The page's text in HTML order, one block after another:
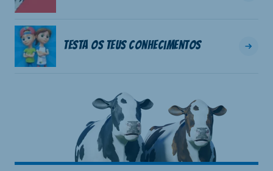
Testa os teus conhecimentos